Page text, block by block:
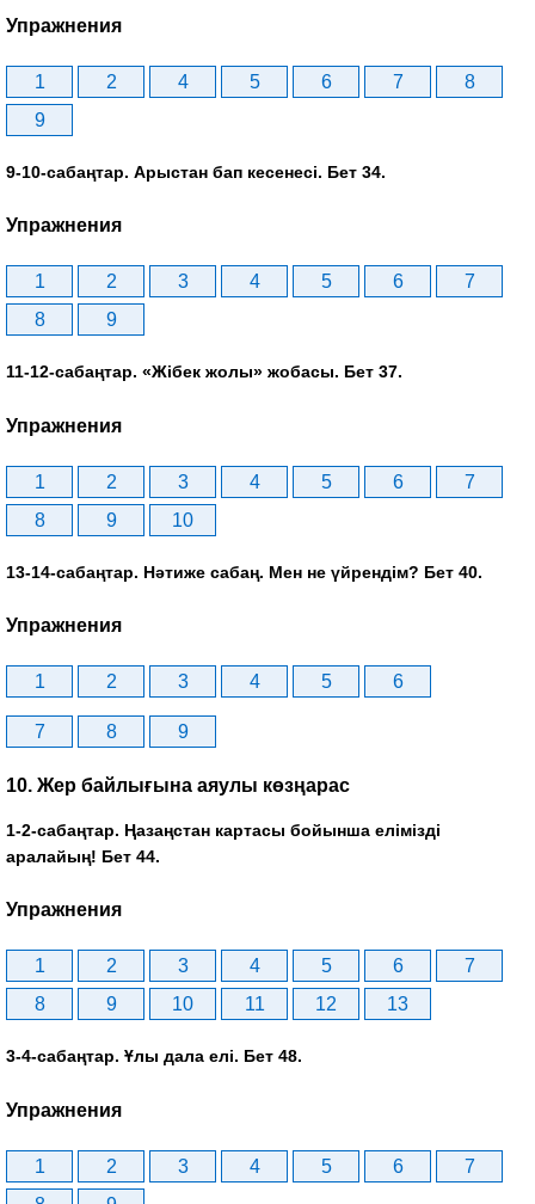
Упражнения
1 2 4 5 6 7
8
9
9-10-сабаңтар. Арыстан бап кесенесі. Бет 34.
Упражнения
1 2 3 4 5 6
7
8
9
11-12-сабаңтар. «Жібек жолы» жобасы. Бет 37.
Упражнения
1 2 3 4 5 6
7
8
9 10
13-14-сабаңтар. Нәтиже сабаң. Мен не үйрендім? Бет 40.
Упражнения
1 2 3 4 5 6
7 8 9
10. Жер байлығына аяулы көзңарас
1-2-сабаңтар. Ңазаңстан картасы бойынша елімізді
аралайың! Бет 44.
Упражнения
1 2 3 4 5 6
7
8
9 10 11 12 13
3-4-сабаңтар. Ұлы дала елі. Бет 48.
Упражнения
1 2 3 4 5 6
7